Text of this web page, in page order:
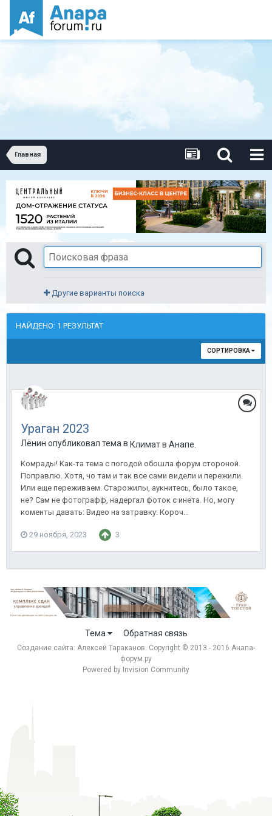
Главная
Другие варианты поиска
НАЙДЕНО: 1 РЕЗУЛЬТАТ
СОРТИРОВКА
Ураган 2023
Лёнин опубликовал тема в Климат в Анапе.
Комрады! Как-та тема с погодой обошла форум стороной.
Поправлю. Хотя, чо там и так все сами видели и пережили.
Или еще переживаем. Старожилы, аукнитесь, было такое,
не? Сам не фотографф, надергал фоток с инета. Но, могу
коменты давать: Видео на затравку: Короч...
29 ноября, 2023 3
Тема Обратная связь
Создание сайта: Алексей Тараканов . Copyright © 2013 - 2016 Анапа-
форум.ру
Powered by Invision Community